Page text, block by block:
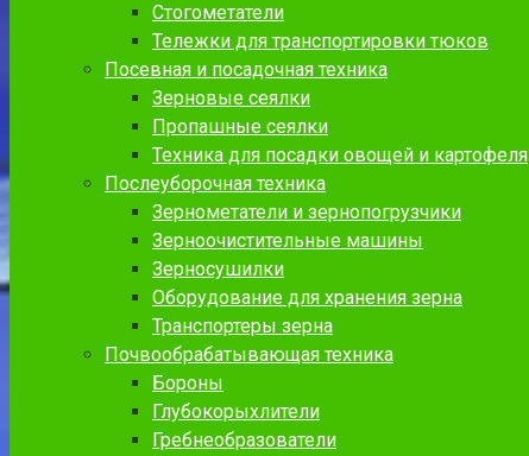
Стогометатели
Тележки для транспортировки тюков
Посевная и посадочная техника
Зерновые сеялки
Пропашные сеялки
Техника для посадки овощей и картофеля
Послеуборочная техника
Зернометатели и зернопогрузчики
Зерноочистительные машины
Зерносушилки
Оборудование для хранения зерна
Транспортеры зерна
Почвообрабатывающая техника
Бороны
Глубокорыхлители
Гребнеобразователи